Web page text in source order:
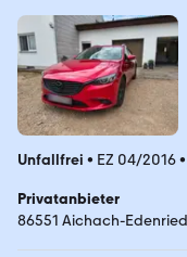
Unfallfrei • EZ 04/2016•
Privatanbieter
86551 Aichach-Edenried